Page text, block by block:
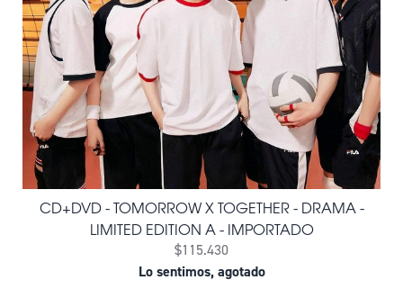
CD+DVD - TOMORROW X TOGETHER - DRAMA -
LIMITED EDITION A - IMPORTADO
$115.430
Lo sentimos, agotado